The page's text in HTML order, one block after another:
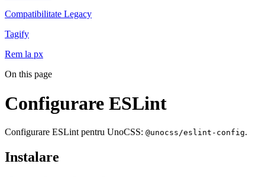
Compatibilitate Legacy
Tagify
Rem la px
On this page
Configurare ESLint
Configurare ESLint pentru UnoCSS: @unocss/eslint-config.
Instalare